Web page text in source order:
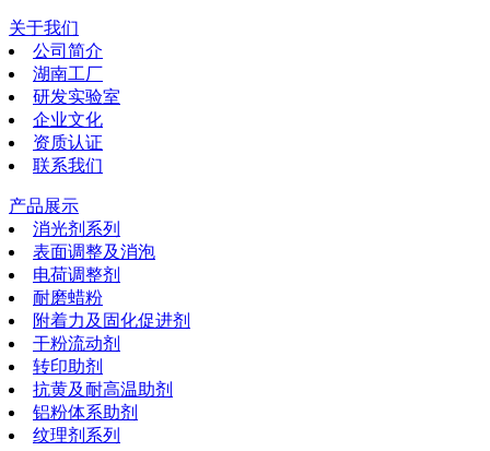
关于我们
公司简介
湖南工厂
研发实验室
企业文化
资质认证
联系我们
产品展示
消光剂系列
表面调整及消泡
电荷调整剂
耐磨蜡粉
附着力及固化促进剂
干粉流动剂
转印助剂
抗黄及耐高温助剂
铝粉体系助剂
纹理剂系列